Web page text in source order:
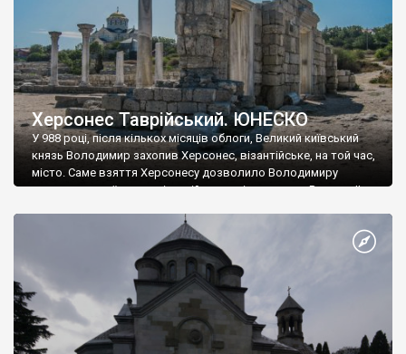
Херсонес Таврійський. ЮНЕСКО
У 988 році, після кількох місяців облоги, Великий київський
князь Володимир захопив Херсонес, візантійське, на той час,
місто. Саме взяття Херсонесу дозволило Володимиру
диктувати свої умови візантійському імператору Василю ІІ, та
Херсонесі Володимир-язичник, став Василем-християнином.
А потім було Хрещення Русі. На честь Херсонесу Таврійського